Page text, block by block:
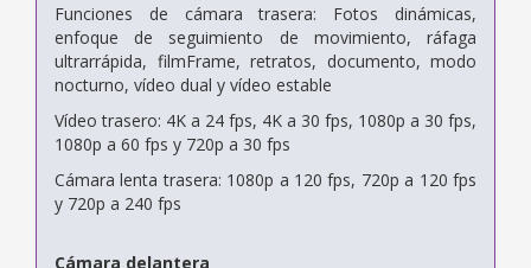
Funciones de cámara trasera: Fotos dinámicas,
enfoque de seguimiento de movimiento, ráfaga
ultrarrápida, filmFrame, retratos, documento, modo
nocturno, vídeo dual y vídeo estable
Vídeo trasero: 4K a 24 fps, 4K a 30 fps, 1080p a 30 fps,
1080p a 60 fps y 720p a 30 fps
Cámara lenta trasera: 1080p a 120 fps, 720p a 120 fps
y 720p a 240 fps
Cámara delantera